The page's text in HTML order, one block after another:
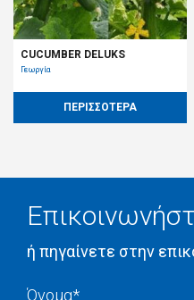
CUCUMBER DELUKS
Γεωργία
ΠΕΡΙΣΣΟΤΕΡΑ
ή πηγαίνετε στην
Name